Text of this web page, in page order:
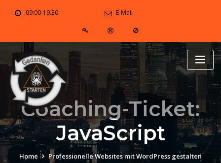
09:00-19.30 E-Mail
Coaching-Ticket:
JavaScript
Home Professionelle Websites mit WordPress gestalten